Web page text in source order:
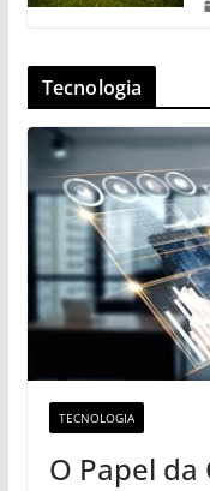
Tecnologia
TECNOLOGIA
O Papel da